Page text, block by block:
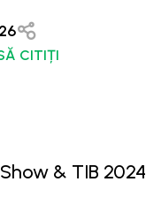
CITIȚI
& TIB 2024